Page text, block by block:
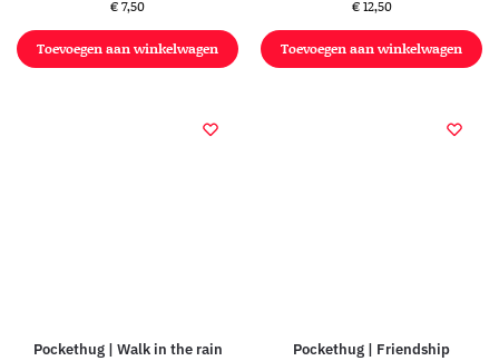
€7,50
Toevoegen aan winkelwagen
€12,50
Toevoegen aan winkelwagen
Pockethug | Walk in the rain
Pockethug | Friendship